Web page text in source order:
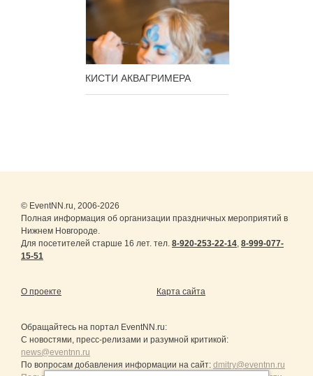
КИСТИ АКВАГРИМЕРА
© EventNN.ru, 2006-2026
Полная информация об организации праздничных мероприятий в
Нижнем Новгороде.
Для посетителей старше 16 лет. тел. 8-920-253-22-14 8-999-077-
15-51
О проекте Карта сайта
Обращайтесь на портал EventNN.ru:
С новостями, пресс-релизами и разумной критикой:
news@eventnn.ru
По вопросам добавления информации на сайт: dmitry@eventnn.ru